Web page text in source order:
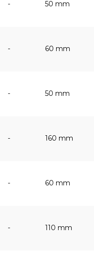
- 50 mm
- 60 mm
- 50 mm
- 160 mm
- 60 mm
- 110 mm